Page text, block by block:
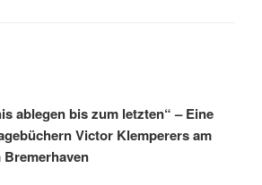
ablegen bis zum letzten“ – Eine
Victor Klemperers am